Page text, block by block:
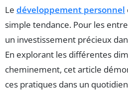
Le développement personnel
simple tendance. Pour les
un investissement précieux
En explorant les différentes
cheminement, cet article
ces pratiques dans un